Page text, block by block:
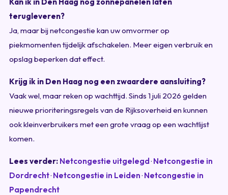
terugleveren?
Ja, maar bij netcongestie kan uw omvormer op
piekmomenten tijdelijk afschakelen. Meer eigen verbruik en
opslag beperken dat effect.
Krijg ik in Den Haag nog een zwaardere aansluiting?
Vaak wel, maar reken op wachttijd. Sinds 1 juli 2026 gelden
nieuwe prioriteringsregels van de Rijksoverheid en kunnen
ook kleinverbruikers met een grote vraag op een wachtlijst
komen.
Lees verder: Netcongestie uitgelegd· Netcongestie in
Dordrecht· Netcongestie in Leiden· Netcongestie in
Papendrecht